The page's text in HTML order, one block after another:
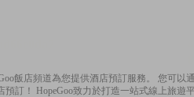
飯店頻道為您提供酒店預訂服務。 您可
預訂！ HopeGoo致力於打造一站式線上旅